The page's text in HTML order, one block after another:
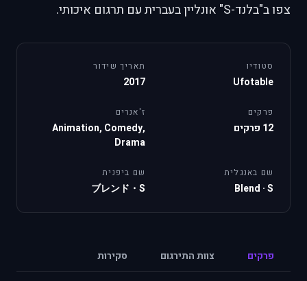
צפו ב"בלנד-S" אונליין בעברית עם תרגום איכותי.
סטודיו
Ufotable
תאריך שידור
2017
פרקים
12 פרקים
ז'אנרים
Animation, Comedy,
Drama
שם באנגלית
Blend · S
שם ביפנית
ブレンド・S
פרקים צוות התירגום סקירות